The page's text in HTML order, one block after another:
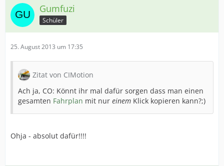
Gumfuzi
Schüler
25. August 2013 um 17:35
Zitat von CIMotion
Ach ja, CO: Könnt ihr mal dafür sorgen dass man einen
gesamten Fahrplan mit nur einem Klick kopieren kann?;)
Ohja - absolut dafür!!!!